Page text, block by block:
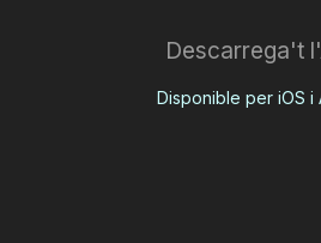
Descarrega't
Disponible per iOS i